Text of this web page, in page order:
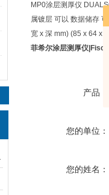
MP0涂层测厚仪
属镀层 可以 数据储存
宽 x 深 mm) (85 x 64 x
菲希尔涂层测厚仪
产品：
您的单位：
您的姓名：